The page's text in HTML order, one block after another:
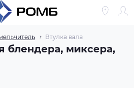
Втулка вала
блендера, миксера,